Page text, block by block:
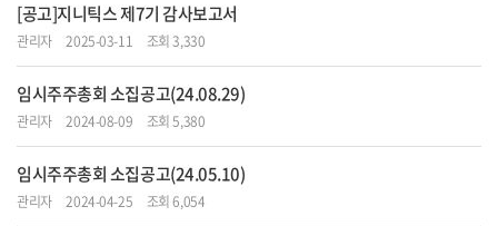
[공고]지니틱스 제7기 감사보고서
관리자 2025-03-11 조회 3,330
임시주주총회 소집공고(24.08.29)
관리자 2024-08-09 조회 5,380
임시주주총회 소집공고(24.05.10)
관리자 2024-04-25 조회 6,054